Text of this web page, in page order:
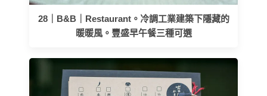
28｜B&B｜Restaurant。冷調工業建築下隱藏的
暖暖風。豐盛早午餐三種可選